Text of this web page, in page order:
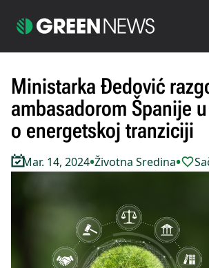
Ministarka Đedović
ambasadorom Španije
o energetskoj tranziciji
Mar. 14, 2024•Životna Sredina•